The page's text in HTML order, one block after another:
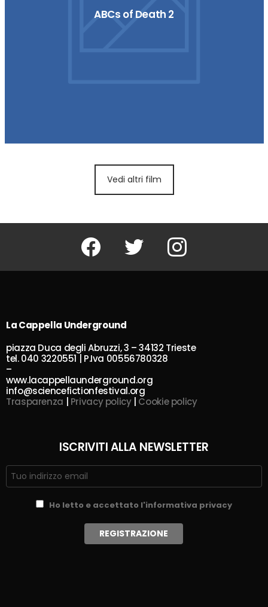
ABCs of Death 2
Vedi altri film
Facebook Twitter Instagram
La Cappella Underground
piazza Duca degli Abruzzi, 3 – 34132 Trieste
tel. 040 3220551 | P.Iva 00556780328
–
www.lacappellaunderground.org
info@sciencefictionfestival.org
Trasparenza | Privacy policy| Cookie policy
ISCRIVITI ALLA NEWSLETTER
Ho letto e accettato l'informativa privacy